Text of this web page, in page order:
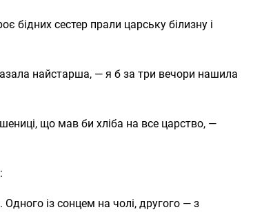
бідних сестер прали царську білизну і
найстарша, — я б за три вечори нашила
що мав би хліба на все царство, —
із сонцем на чолі, другого — з